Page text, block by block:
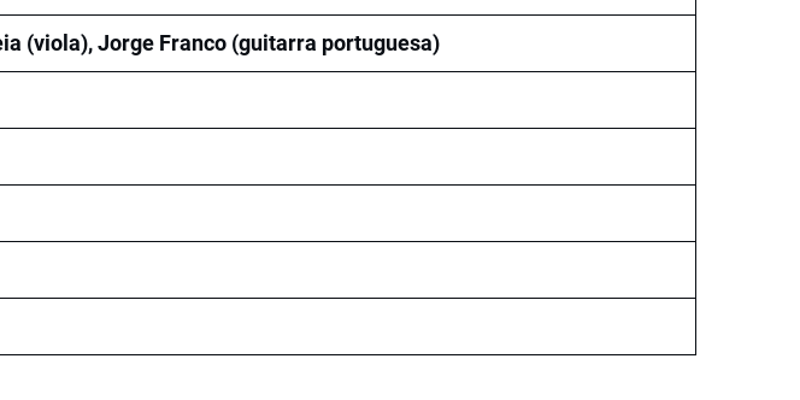
(viola), Jorge Franco (guitarra portuguesa)